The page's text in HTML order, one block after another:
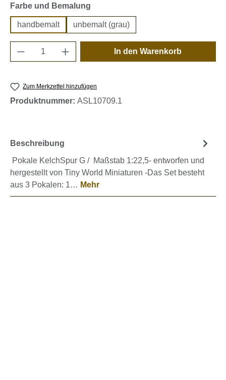
Farbe und Bemalung
handbemalt unbemalt (grau)
Produkt Anzahl: Gib den gewünschten
In den Warenkorb
Zum Merkzettel hinzufügen
Produktnummer: ASL10709.1
Beschreibung
Pokale KelchSpur G / Maßstab 1:22,5- entworfen und
hergestellt von Tiny World Miniaturen -Das Set besteht
aus 3 Pokalen: 1… Mehr